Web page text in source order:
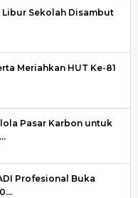
Sekolah Disambut
Meriahkan HUT Ke-81
Pasar Karbon untuk
Profesional Buka